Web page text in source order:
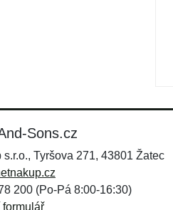
Sons.cz
s.r.o., Tyršova 271, 43801 Žatec
200 (Po-Pá 8:00-16:30)
formulář